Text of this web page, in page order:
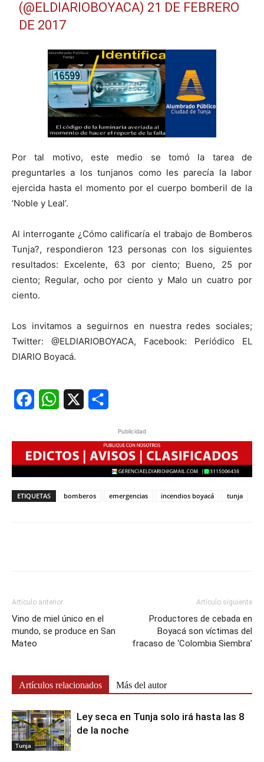
(@ELDIARIOBOYACA) 21 DE FEBRERO
DE 2017
Por tal motivo, este medio se tomó la tarea de
preguntarles a los tunjanos como les parecía la labor
ejercida hasta el momento por el cuerpo bomberil de la
‘Noble y Leal’.
Al interrogante ¿Cómo calificaría el trabajo de Bomberos
Tunja?, respondieron 123 personas con los siguientes
resultados: Excelente, 63 por ciento; Bueno, 25 por
ciento; Regular, ocho por ciento y Malo un cuatro por
ciento.
Los invitamos a seguirnos en nuestra redes sociales;
Twitter: @ELDIARIOBOYACA, Facebook: Periódico EL
DIARIO Boyacá.
FacebookWhatsApp
Publicidad
ETIQUETAS bomberos emergencias incendios boyacá tunja
Artículo anterior
Vino de miel único en el
mundo, se produce en San
Mateo
Artículo siguiente
Productores de cebada en
Boyacá son víctimas del
fracaso de ‘Colombia Siembra’
Artículos relacionados Más del autor
Tunja
Ley seca en Tunja solo irá hasta las 8
de la noche